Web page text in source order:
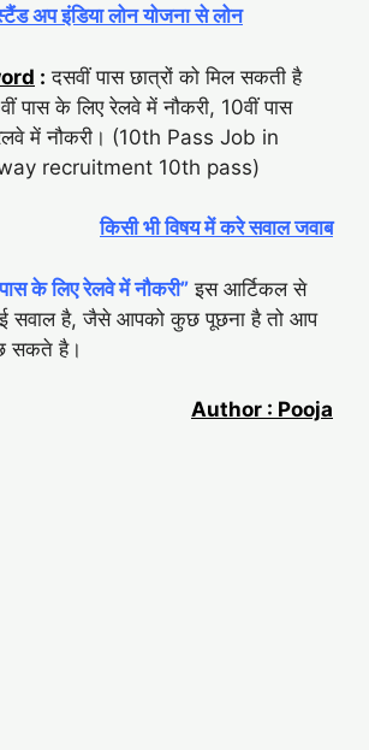
अप इंडिया लोन योजना से लोन
: दसवीं पास छात्रों को मिल सकती है
पास के लिए रेलवे में नौकरी, 10वीं पास
रेलवे में नौकरी। (10th Pass Job in
recruitment 10th pass)
किसी भी विषय में करे सवाल जवाब
के लिए रेलवे में नौकरी” इस आर्टिकल से
सवाल है, जैसे आपको कुछ पूछना है तो आप
सकते है।
Author : Pooja